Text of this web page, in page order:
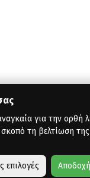
για την ορθή
σκοπό τη βελτίωση
επιλογές